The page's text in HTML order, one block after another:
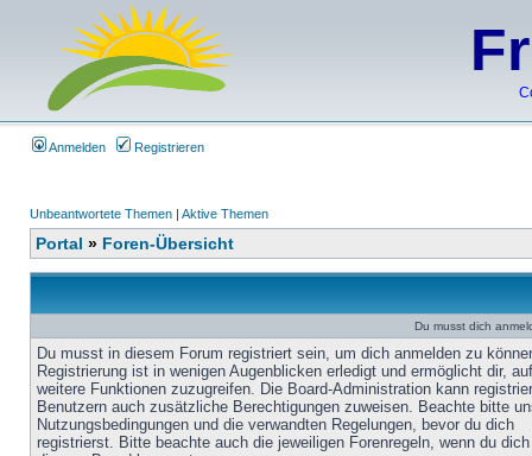
Anmelden Registrieren
Unbeantwortete Themen | Aktive Themen
Portal » Foren-Übersicht
Du musst dich
Du musst in diesem Forum registriert sein, um dich anmelden zu
Registrierung ist in wenigen Augenblicken erledigt und ermöglicht dir, auf
weitere Funktionen zuzugreifen. Die Board-Administration kann
Benutzern auch zusätzliche Berechtigungen zuweisen. Beachte bitte
Nutzungsbedingungen und die verwandten Regelungen, bevor du dich
registrierst. Bitte beachte auch die jeweiligen Forenregeln, wenn du